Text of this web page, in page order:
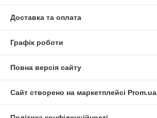
Доставка та оплата
Графік роботи
Повна версія сайту
Сайт створено на маркетплейсі Prom.ua